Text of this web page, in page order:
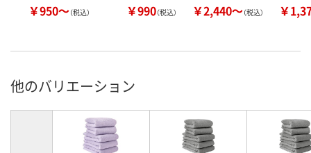
￥950～（税込） ￥990（税込） ￥2,440～（税込） ￥
他のバリエーション